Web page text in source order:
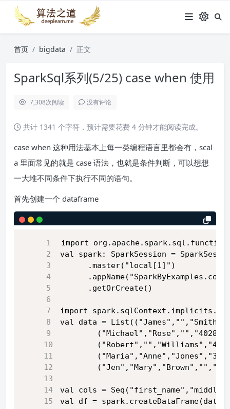
首页 bigdata 正文
SparkSql系列(5/25) case when 使用
7,308次阅读 没有评论
共计 1341 个字符，预计需要花费 4 分钟才能阅读完成。
case when 这种用法基本上每一类编程语言里都会有，scal
a 里面常见的就是 case 语法，也就是条件判断，可以想想
一大堆不同条件下执行不同的语句。
首先创建一个 dataframe
import
val spark: SparkSession =
      .master("local[1]")
      .getOrCreate()
import spark.sqlContext.implicits._
val data =
val cols =
val df =